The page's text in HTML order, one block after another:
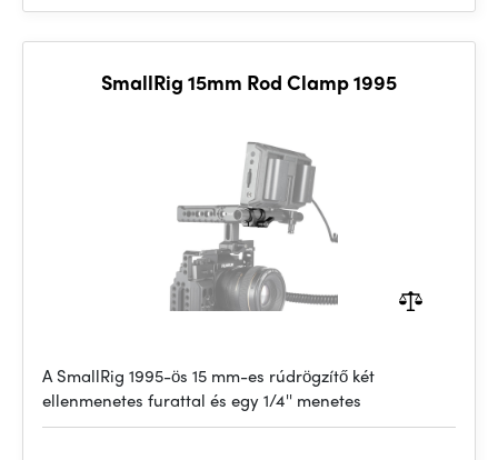
SmallRig 15mm Rod Clamp 1995
A SmallRig 1995-ös 15 mm-es rúdrögzítő két
ellenmenetes furattal és egy 1/4'' menetes